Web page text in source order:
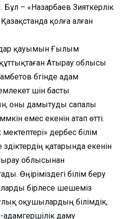
Бұл – «Назарбаев Зияткерлік
қолға алған
қауымын Ғылым
Атырау облысы
бүгінде адам
үшін басты
оны дамытуды сапалы
емес екенін атап өтті.
дербес білім
қатарында екенін
облысынан
Өңіріміздегі білім беру
бірлесе шешеміз
оқушылардың білімдік,
адамгершілік даму